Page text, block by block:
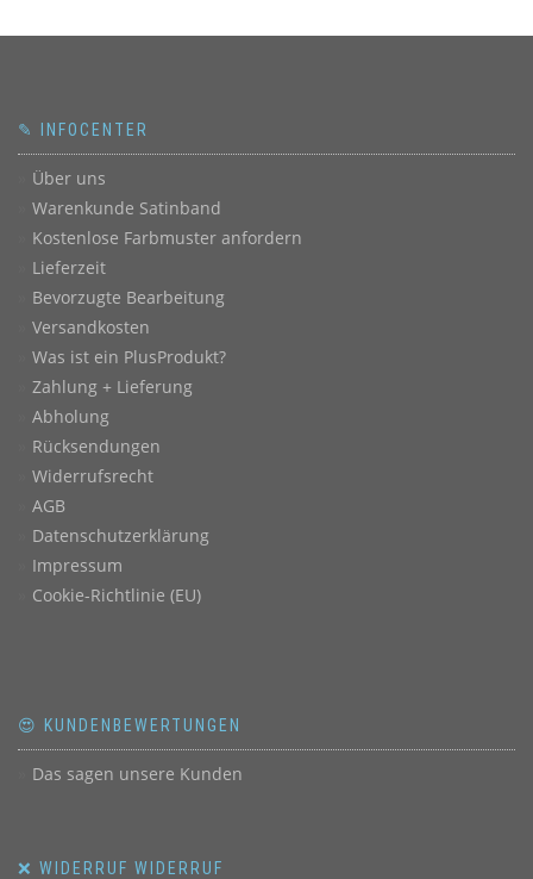
✎ INFOCENTER
Über uns
Warenkunde Satinband
Kostenlose Farbmuster anfordern
Lieferzeit
Bevorzugte Bearbeitung
Versandkosten
Was ist ein PlusProdukt?
Zahlung + Lieferung
Abholung
Rücksendungen
Widerrufsrecht
AGB
Datenschutzerklärung
Impressum
Cookie-Richtlinie (EU)
😍 KUNDENBEWERTUNGEN
Das sagen unsere Kunden
❌ WIDERRUF WIDERRUF